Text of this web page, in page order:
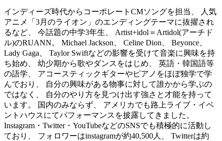
インディーズ時代からコーポレートCMソングを担当、 人気
アニメ「3月のライオン」のエンディングテーマに抜擢され
るなど、 今話題の中学3年生、 Artist+idol＝Artidol(アーチド
ル)のRUANN。 Michael Jackson、 Celine Dion、 Beyonce、
Lady Gaga、 Taylor Swiftなどの影響を受けて音楽に興味を持
ち始め、 幼少期から歌やダンスをはじめ、 英語・韓国語等
の語学、 アコースティックギターやピアノをほぼ独学で学
んでおり、 自分の興味がある物事に対して誰かから学ぶの
ではなく、 自分のやり方を見つけ出す強さと才能を持って
います。 国内のみならず、 アメリカでも路上ライブ・イベ
ントハウスにてパフォーマンスを披露してきました。
Instagram・Twitter・YouTubeなどのSNSでも積極的に活動し
ており、 フォロワーはinstagramが約40,500人、 Twitterは約